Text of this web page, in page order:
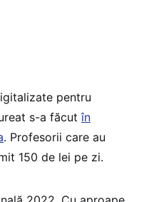
pentru
s-a făcutîn
. Profesorii care au
150 de lei pe zi.